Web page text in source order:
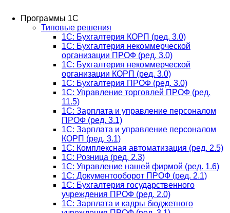
Программы 1С
Типовые решения
1C: Бухгалтерия КОРП (ред. 3.0)
1С: Бухгалтерия некоммерческой
организации ПРОФ (ред. 3.0)
1С: Бухгалтерия некоммерческой
организации КОРП (ред. 3.0)
1C: Бухгалтерия ПРОФ (ред. 3.0)
1C: Управление торговлей ПРОФ (ред.
11.5)
1C: Зарплата и управление персоналом
ПРОФ (ред. 3.1)
1C: Зарплата и управление персоналом
КОРП (ред. 3.1)
1C: Комплексная автоматизация (ред. 2.5)
1С: Розница (ред. 2.3)
1С: Управление нашей фирмой (ред. 1.6)
1С: Документооборот ПРОФ (ред. 2.1)
1C: Бухгалтерия государственного
учреждения ПРОФ (ред. 2.0)
1C: Зарплата и кадры бюджетного